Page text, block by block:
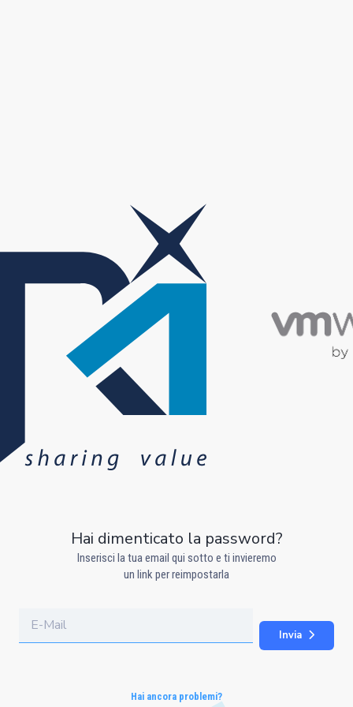
Hai dimenticato la password?
Inserisci la tua email qui sotto e ti invieremo
un link per reimpostarla
Invia
Hai ancora problemi?